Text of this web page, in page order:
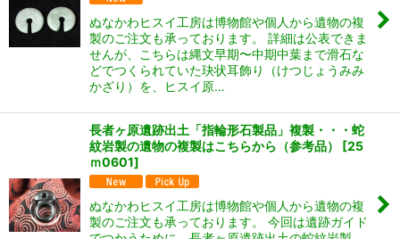
絞り込む
ぬなかわヒスイ工房は博物館や個人から遺物の複
製のご注文も承っております。 詳細は公表できま
せんが、こちらは縄文早期〜中期中葉まで滑石な
どでつくられていた玦状耳飾り（けつじょうみみ
かざり）を、ヒスイ原…
長者ヶ原遺跡出土「指輪形石製品」複製・・・蛇
紋岩製の遺物の複製はこちらから（参考品）
[25
ｍ0601]
ぬなかわヒスイ工房は博物館や個人から遺物の複
製のご注文も承っております。 今回は遺跡ガイド